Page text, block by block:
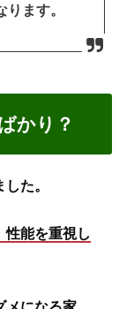
ます。
かり？
た。
性能を重視し